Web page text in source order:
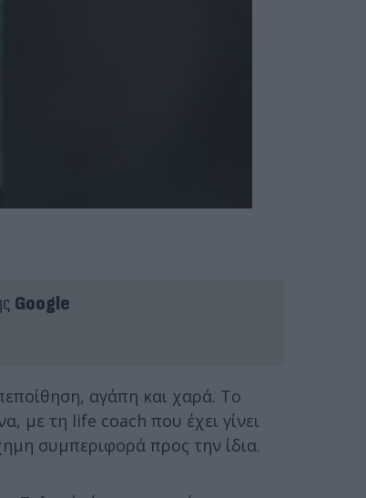
Google
αγάπη και χαρά. Το
με τη life coach που έχει γίνει
συμπεριφορά προς την ίδια.